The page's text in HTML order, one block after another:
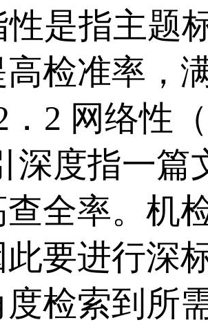
是指主题
检准率，
2 网络性
度指一篇
全率。机
要进行深
度检索到所